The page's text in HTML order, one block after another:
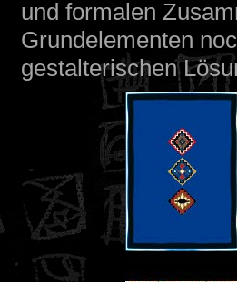
und formalen
Grundelementen
gestalterischen